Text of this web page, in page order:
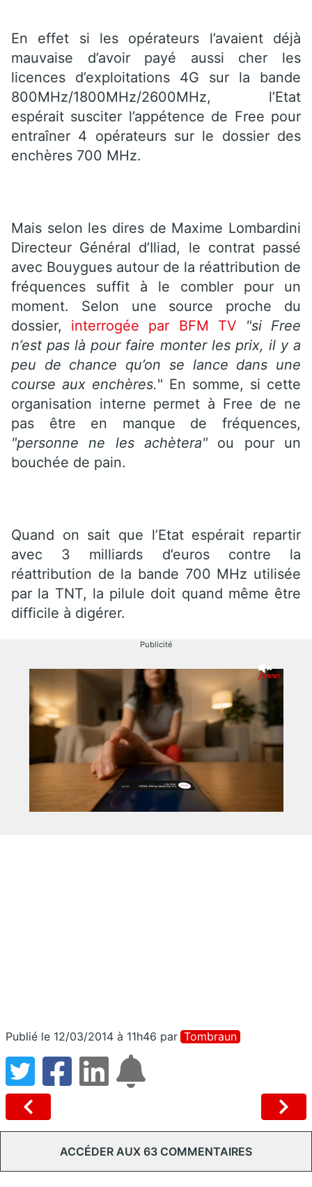
En effet si les opérateurs l’avaient déjà
mauvaise d’avoir payé aussi cher les
licences d’exploitations 4G sur la bande
800MHz/1800MHz/2600MHz, l’Etat
espérait susciter l’appétence de Free pour
entraîner 4 opérateurs sur le dossier des
enchères 700 MHz.
Mais selon les dires de Maxime Lombardini
Directeur Général d’Iliad, le contrat passé
avec Bouygues autour de la réattribution de
fréquences suffit à le combler pour un
moment. Selon une source proche du
dossier, interrogée par BFM TV "si Free
n’est pas là pour faire monter les prix, il y a
peu de chance qu’on se lance dans une
course aux enchères." En somme, si cette
organisation interne permet à Free de ne
pas être en manque de fréquences,
"personne ne les achètera" ou pour un
bouchée de pain.
Quand on sait que l’Etat espérait repartir
avec 3 milliards d’euros contre la
réattribution de la bande 700 MHz utilisée
par la TNT, la pilule doit quand même être
difficile à digérer.
Publicité
Publié le 12/03/2014 à 11h46 par Tombraun
ACCÉDER AUX 63 COMMENTAIRES